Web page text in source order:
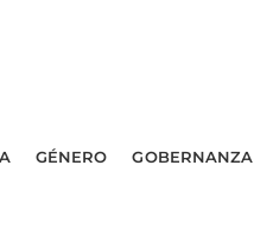
GÉNERO GOBERNANZA